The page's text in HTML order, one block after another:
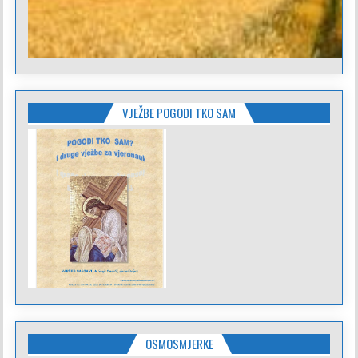
VJEŽBE POGODI TKO SAM
OSMOSMJERKE